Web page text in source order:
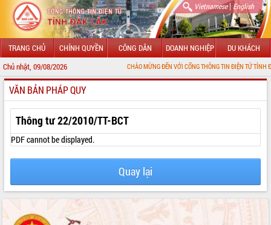
Vietnamese| English
TRANG CHỦ CHÍNH QUYỀN CÔNG DÂN DOANH NGHIỆP DU KHÁCH
Chủ nhật, 09/08/2026 CHÀO MỪNG ĐẾN VỚI CỔNG THÔNG TIN ĐIỆN TỬ TỈNH ĐẮK LẮK
GIỚI THIỆU
TIN TỨC SỰ KIỆN
UBND CÁC XÃ, PHƯỜNG
THÔNG TIN CHỈ ĐẠO ĐIỀU HÀNH
VĂN BẢN PHÁP QUY
Thông tư 22/2010/TT-BCT
PDF cannot be displayed.
Quay lại